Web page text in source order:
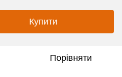
Купити
Порівняти